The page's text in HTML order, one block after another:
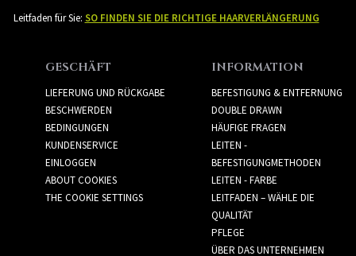
Leitfaden für Sie: SO FINDEN SIE DIE RICHTIGE HAARVERLÄNGERUNG
GESCHÄFT
LIEFERUNG UND RÜCKGABE
BESCHWERDEN
BEDINGUNGEN
KUNDENSERVICE
EINLOGGEN
ABOUT COOKIES
THE COOKIE SETTINGS
INFORMATION
BEFESTIGUNG & ENTFERNUNG
DOUBLE DRAWN
HÄUFIGE FRAGEN
LEITEN -
BEFESTIGUNGMETHODEN
LEITEN - FARBE
LEITFADEN – WÄHLE DIE
QUALITÄT
PFLEGE
ÜBER DAS UNTERNEHMEN